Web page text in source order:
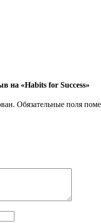
на «Habits for Success»
Обязательные поля